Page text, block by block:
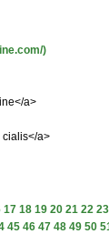
)
a>
cialis</a>
17 18 19 20 21 22 23
45 46 47 48 49 50